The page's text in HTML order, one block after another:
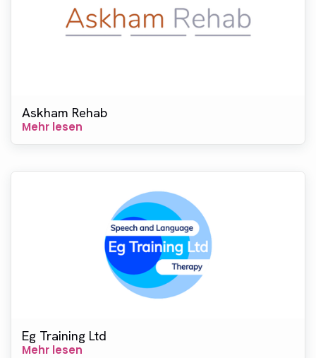
Askham Rehab
Mehr lesen
Eg Training Ltd
Mehr lesen